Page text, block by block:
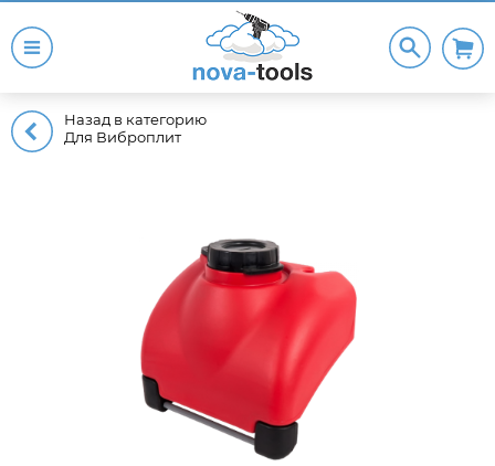
Назад в категорию
Для Виброплит